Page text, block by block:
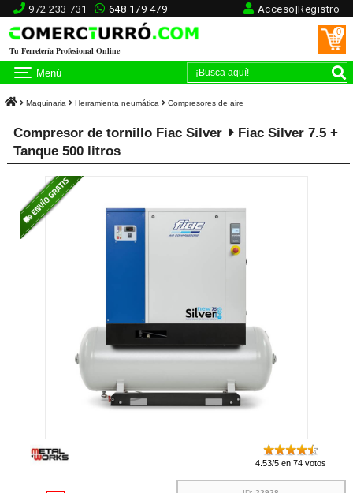
972 233 731 648 179 479 Acceso|Registro
Tu Ferretería Profesional Online
0
Menú
Maquinaria Herramienta neumática Compresores de aire
Compresor de tornillo Fiac Silver
Fiac Silver 7.5 +
Tanque 500 litros
4.53/5 en 74 votos